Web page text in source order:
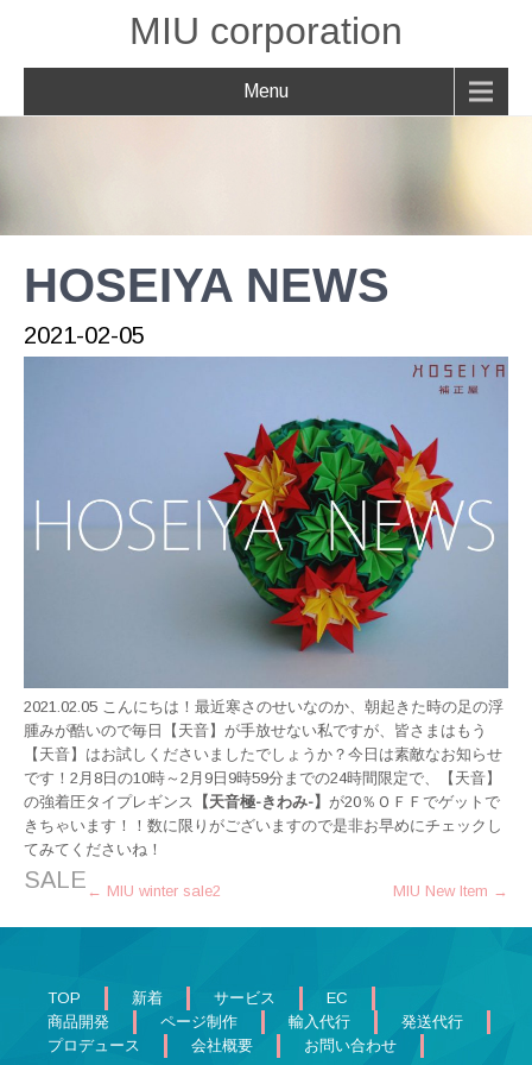
MIU corporation
Menu
HOSEIYA NEWS
2021-02-05
2021.02.05 こんにちは！最近寒さのせいなのか、朝起きた時の足の浮
腫みが酷いので毎日【天音】が手放せない私ですが、皆さまはもう
【天音】はお試しくださいましたでしょうか？今日は素敵なお知らせ
です！2月8日の10時～2月9日9時59分までの24時間限定で、【天音】
の強着圧タイプレギンス
【天音極-きわみ-】 が20％ＯＦＦでゲットで
きちゃいます！！数に限りがございますので是非お早めにチェックし
てみてくださいね！
SALE
Post
navigation
← MIU winter sale2 MIU New Item →
TOP 新着 サービス
EC
商品開発
ページ制作 輸入代行
発送代行
プロデュース
会社概要 お問い合わせ